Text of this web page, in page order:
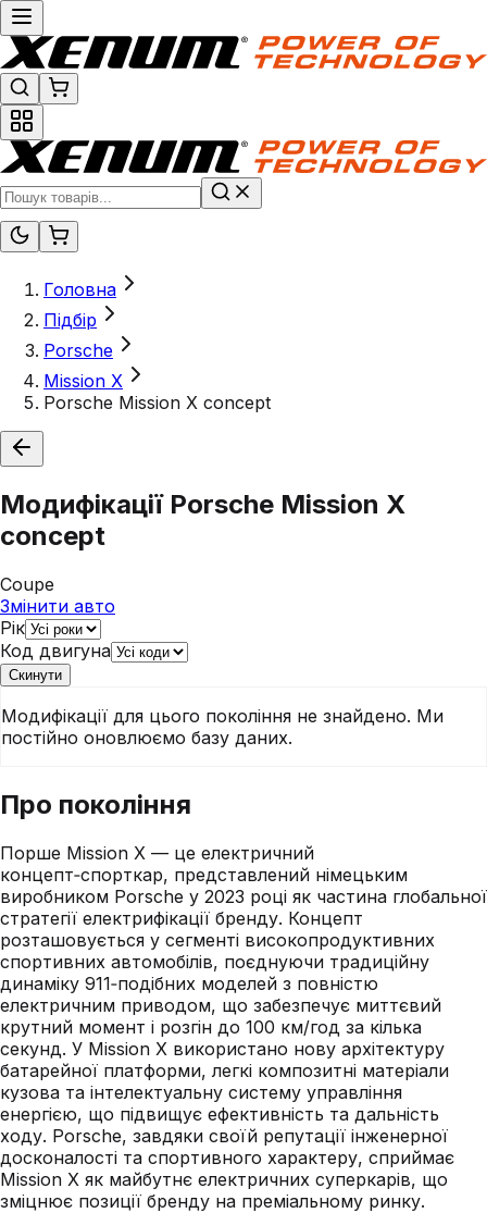
Головна
Підбір
Porsche
Mission X
Porsche Mission X concept
Модифікації Porsche Mission X
concept
Coupe
Змінити авто
Рік
Код двигуна
Скинути
Модифікації для цього покоління не знайдено. Ми
постійно оновлюємо базу даних.
Про покоління
Порше Mission X — це електричний
концепт‑спорткар, представлений німецьким
виробником Porsche у 2023 році як частина глобальної
стратегії електрифікації бренду. Концепт
розташовується у сегменті високопродуктивних
спортивних автомобілів, поєднуючи традиційну
динаміку 911‑подібних моделей з повністю
електричним приводом, що забезпечує миттєвий
крутний момент і розгін до 100 км/год за кілька
секунд. У Mission X використано нову архітектуру
батарейної платформи, легкі композитні матеріали
кузова та інтелектуальну систему управління
енергією, що підвищує ефективність та дальність
ходу. Porsche, завдяки своїй репутації інженерної
досконалості та спортивного характеру, сприймає
Mission X як майбутнє електричних суперкарів, що
зміцнює позиції бренду на преміальному ринку.